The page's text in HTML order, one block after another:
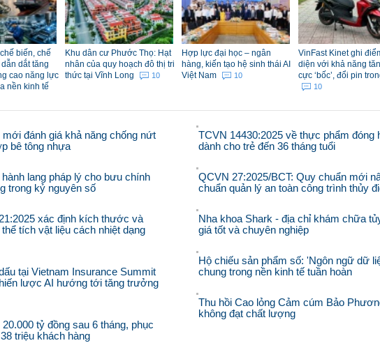
biến, chế
dắt tăng
cao năng lực
nền kinh tế
Khu dân cư Phước Thọ: Hạt
nhân của quy hoạch đô thị tri
thức tại Vĩnh Long
10
Hợp lực đại học – ngân
hàng, kiến tạo hệ sinh thái AI
Việt Nam
10
VinFast Kinet ghi
diện với khả năng
cực ‘bốc’, đổi pin
10
mới đánh giá khả năng chống nứt
bê tông nhựa
hành lang pháp lý cho bưu chính
trong kỷ nguyên số
xác định kích thước và
tích vật liệu cách nhiệt dạng
tại Vietnam Insurance Summit
lược AI hướng tới tăng trưởng
tỷ đồng sau 6 tháng, phục
triệu khách hàng
TCVN 14430:2025 về thực phẩm đóng
dành cho trẻ đến 36 tháng tuổi
QCVN 27:2025/BCT: Quy chuẩn mới
chuẩn quản lý an toàn công trình thủy
Nha khoa Shark - địa chỉ khám chữa
giá tốt và chuyên nghiệp
Hộ chiếu sản phẩm số: 'Ngôn ngữ dữ
chung trong nền kinh tế tuần hoàn
Thu hồi Cao lỏng Cảm cúm Bảo
không đạt chất lượng